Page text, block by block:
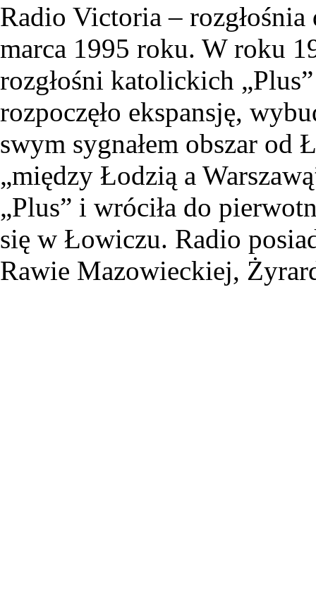
Radio Victoria –
marca 1995 roku. W roku
rozgłośni katolickich
rozpoczęło ekspansję,
swym sygnałem obszar od
„między Łodzią a
„Plus” i wróciła do
się w Łowiczu. Radio
Rawie Mazowieckiej,